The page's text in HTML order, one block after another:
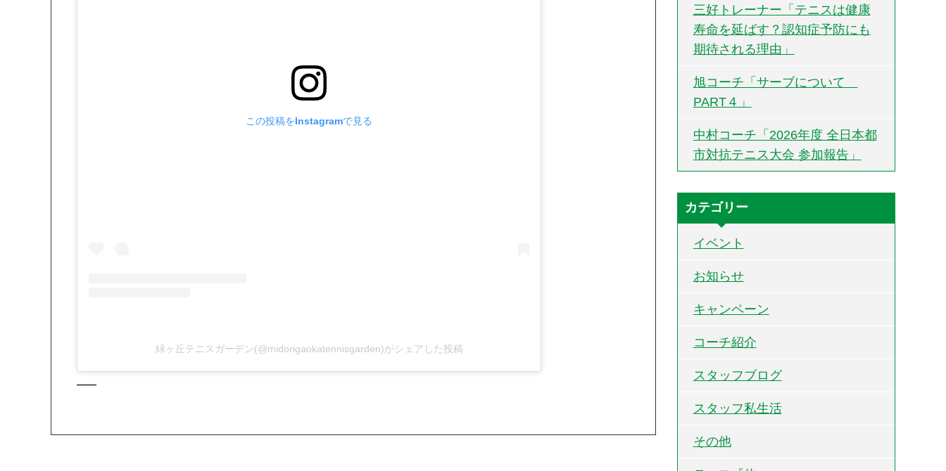
この投稿をInstagramで見る
緑ヶ丘テニスガーデン(@midorigaokatennisgarden)がシェアした投稿
—–
三好トレーナー「テニスは健康
寿命を延ばす？認知症予防にも
期待される理由」
旭コーチ「サーブについて
PART４」
中村コーチ「2026年度 全日本都
市対抗テニス大会 参加報告」
カテゴリー
イベント
お知らせ
キャンペーン
コーチ紹介
スタッフブログ
スタッフ私生活
その他